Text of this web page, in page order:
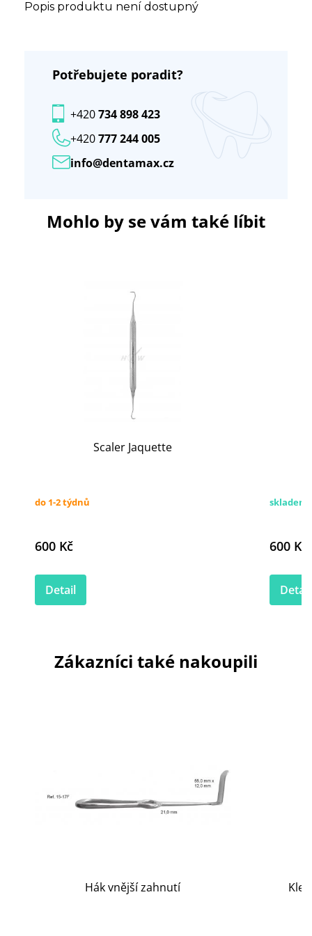
Popis produktu není dostupný
Potřebujete poradit?
info@dentamax.cz
+420777 244 005
+420734 898 423
Mohlo by se vám také líbit
Scaler Jaquette
do 1-2 týdnů
600 Kč
Detail
skladem
600 Kč
Detail
Zákazníci také nakoupili
Hák vnější zahnutí